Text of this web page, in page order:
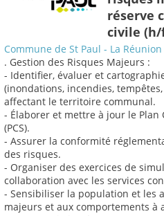
réserve
civile (h/
Commune de St Paul - La Réunion
. Gestion des Risques Majeurs :
- Identifier, évaluer et
(inondations, incendies,
affectant le territoire communal.
- Élaborer et mettre à jour le Plan
(PCS).
- Assurer la conformité
des risques.
- Organiser des exercices de
collaboration avec les services
- Sensibiliser la population et les
majeurs et aux comportements à